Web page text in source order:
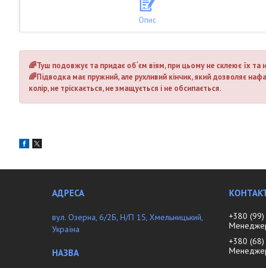
Опис
🌈Туш подовжує та придає об‘єм віям, при цьому не склеює їх та
🌈Підводка має пружний, але рухливий кінчик, який дозволяє
колір, не тріскається, не змащується і не обсипається.
вул. Озерна, 6/2Б, Н/П 15, Хмельницький,
Україна
+380
+380